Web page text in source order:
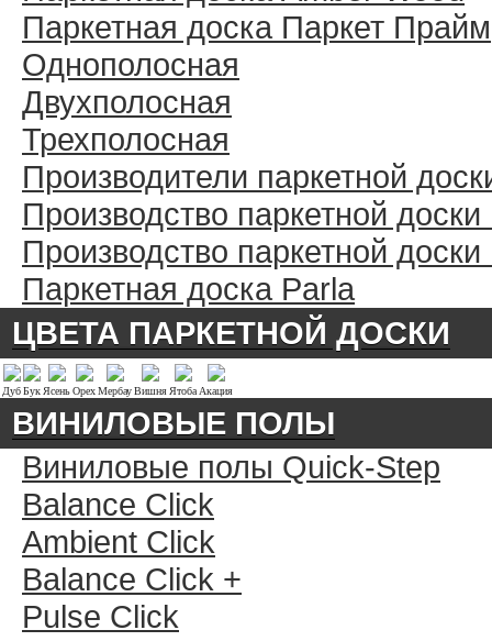
Паркетная доска Паркет Прайм
Однополосная
Двухполосная
Трехполосная
Производители паркетной
Производство паркетной
Производство паркетной
Паркетная доска Parla
ЦВЕТА ПАРКЕТНОЙ ДОСКИ
ДубБук ЯсеньОрехМербауВишня Ятоба Акация
ВИНИЛОВЫЕ ПОЛЫ
Виниловые полы Quick-Step
Balance Click
Ambient Click
Balance Click +
Pulse Click